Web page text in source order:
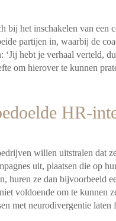
bij het inschakelen van een
partijen in, waarbij de
‘Jij hebt je verhaal verteld,
om hierover te kunnen
HR-
willen uitstralen dat
uit, plaatsen die op
huren ze dan bijvoorbeeld
voldoende om te kunnen
met neurodivergentie